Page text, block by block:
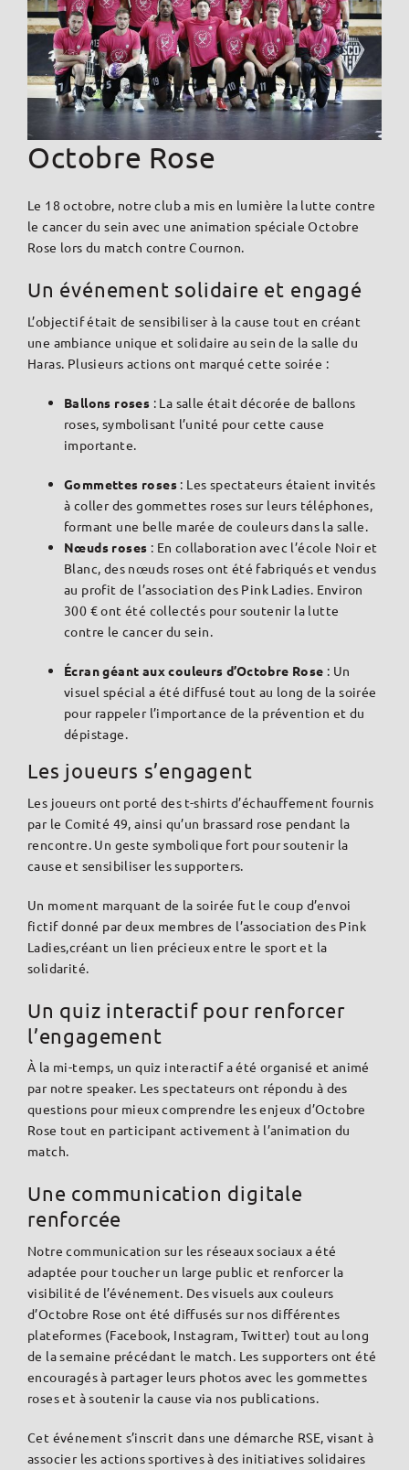
Octobre Rose
Le 18 octobre, notre club a mis en lumière la lutte contre
le cancer du sein avec une animation spéciale Octobre
Rose lors du match contre Cournon.
Un événement solidaire et engagé
L’objectif était de sensibiliser à la cause tout en créant
une ambiance unique et solidaire au sein de la salle du
Haras. Plusieurs actions ont marqué cette soirée :
Ballons roses : La salle était décorée de ballons
roses, symbolisant l’unité pour cette cause
importante.
Gommettes roses : Les spectateurs étaient invités
à coller des gommettes roses sur leurs téléphones,
formant une belle marée de couleurs dans la salle.
Nœuds roses : En collaboration avec l’école Noir et
Blanc, des nœuds roses ont été fabriqués et vendus
au profit de l’association des Pink Ladies. Environ
300 € ont été collectés pour soutenir la lutte
contre le cancer du sein.
Écran géant aux couleurs d’Octobre Rose : Un
visuel spécial a été diffusé tout au long de la soirée
pour rappeler l’importance de la prévention et du
dépistage.
Les joueurs s’engagent
Les joueurs ont porté des t-shirts d’échauffement fournis
par le Comité 49, ainsi qu’un brassard rose pendant la
rencontre. Un geste symbolique fort pour soutenir la
cause et sensibiliser les supporters.
Un moment marquant de la soirée fut le coup d’envoi
fictif donné par deux membres de l’association des Pink
Ladies,créant un lien précieux entre le sport et la
solidarité.
Un quiz interactif pour renforcer
l’engagement
À la mi-temps, un quiz interactif a été organisé et animé
par notre speaker. Les spectateurs ont répondu à des
questions pour mieux comprendre les enjeux d’Octobre
Rose tout en participant activement à l’animation du
match.
Une communication digitale
renforcée
Notre communication sur les réseaux sociaux a été
adaptée pour toucher un large public et renforcer la
visibilité de l’événement. Des visuels aux couleurs
d’Octobre Rose ont été diffusés sur nos différentes
plateformes (Facebook, Instagram, Twitter) tout au long
de la semaine précédant le match. Les supporters ont été
encouragés à partager leurs photos avec les gommettes
roses et à soutenir la cause via nos publications.
Cet événement s’inscrit dans une démarche RSE, visant à
associer les actions sportives à des initiatives solidaires